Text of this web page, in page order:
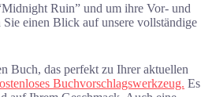
Ruin” und um ihre Vor- und
einen Blick auf unsere vollständige
Buch, das perfekt zu Ihrer aktuellen
Buchvorschlagswerkzeug. Es